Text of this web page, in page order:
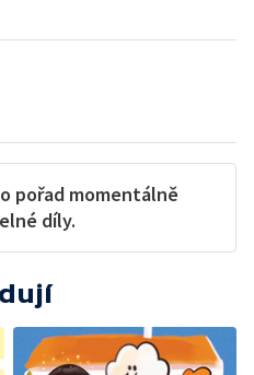
pořad momentálně
díly.